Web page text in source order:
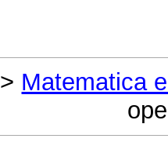
> Matematica